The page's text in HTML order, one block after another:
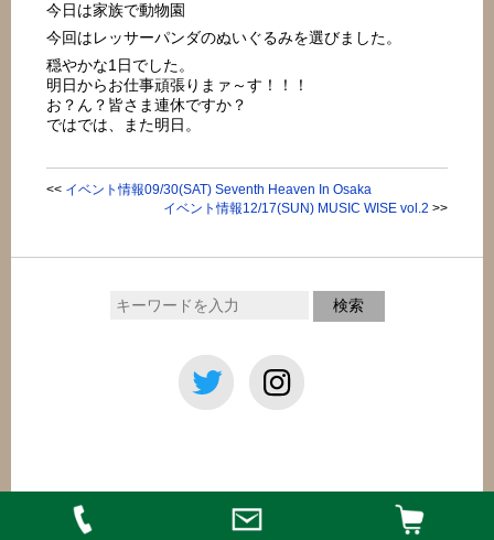
今日は家族で動物園
今回はレッサーパンダのぬいぐるみを選びました。
穏やかな1日でした。
明日からお仕事頑張りまァ～す！！！
お？ん？皆さま連休ですか？
ではでは、また明日。
<< イベント情報09/30(SAT) Seventh Heaven In Osaka
イベント情報12/17(SUN) MUSIC WISE vol.2 >>